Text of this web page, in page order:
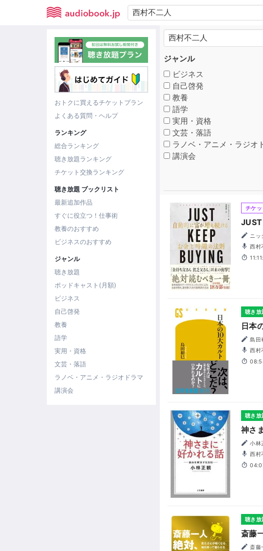
おトクに買えるチケットプラン
よくある質問・ヘルプ
ランキング
総合ランキング
聴き放題ランキング
チケット交換ランキング
聴き放題 ブックリスト
最新追加作品
すぐに役立つ！仕事術
教養のおすすめ
ビジネスのおすすめ
ジャンル
聴き放題
ポッドキャスト(月額)
ビジネス
自己啓発
教養
語学
実用・資格
文芸・落語
ラノベ・アニメ・ラジオドラマ
講演会
ジャンル
ビジネス
自己啓発
教養
語学
実用・資格
文芸・落語
ラノベ・アニメ・ラジオ
講演会
チケ
JUST
ニッ
西村
聴き放
日本
島田
西村
聴き放
神さ
小林
西村
聴き放
斎藤
斎藤